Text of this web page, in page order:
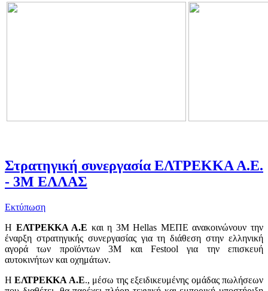
Στρατηγική συνεργασία ΕΛΤΡΕΚΚΑ Α.Ε.
- 3M ΕΛΛΑΣ
Εκτύπωση
Η ΕΛΤΡΕΚΚΑ Α.Ε και η 3M Hellas ΜΕΠΕ ανακοινώνουν την
έναρξη στρατηγικής συνεργασίας για τη διάθεση στην ελληνική
αγορά των προϊόντων 3Μ και Festool για την επισκευή
αυτοκινήτων και οχημάτων.
ΗΕΛΤΡΕΚΚΑ Α.Ε., μέσω της εξειδικευμένης ομάδας πωλήσεων